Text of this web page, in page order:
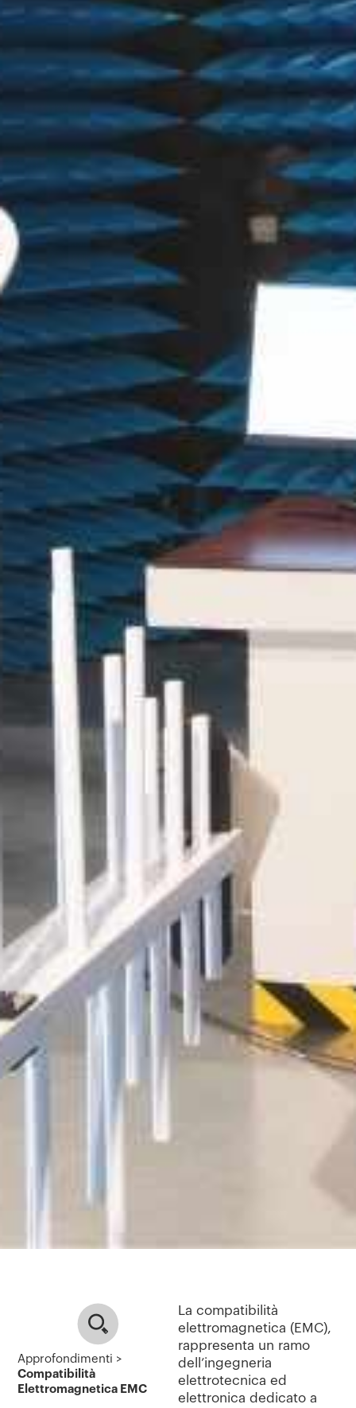
Approfondimenti >
Compatibilità
Elettromagnetica EMC
La compatibilità
elettromagnetica (EMC),
rappresenta un ramo
dell’ingegneria
elettrotecnica ed
elettronica dedicato a